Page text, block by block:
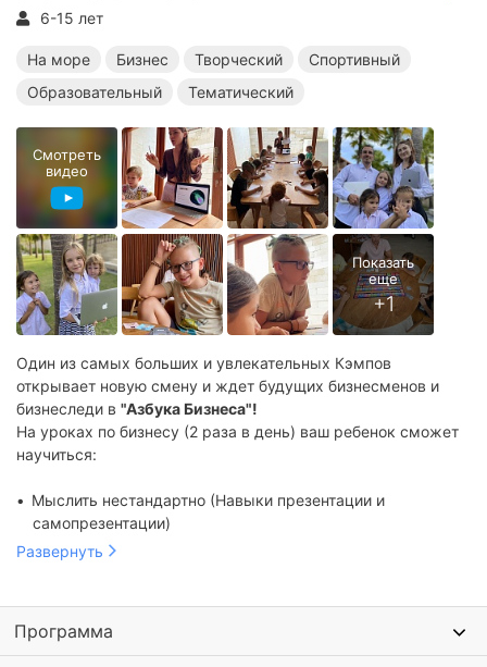
6-15 лет
На море Бизнес Творческий
Спортивный
Образовательный
Тематический
Один из самых больших и увлекательных Кэмпов
открывает новую смену и ждет будущих бизнесменов и
бизнеследи в "Азбука Бизнеса"!
На уроках по бизнесу (2 раза в день) ваш ребенок сможет
научиться:
Мыслить нестандартно (Навыки презентации и
самопрезентации)
Быстро находить решения даже в самых сложных
Убеждать (Навыки переговорного процесса)
Понять мир рекламы, бизнес-идей и кейсов и мир
Развернуть
Смотреть
видео
Программа
Образовательные лагеря в Краснодарском крае
Тематические лагеря в Краснодарском крае
Лагеря с бассейном в Краснодарском крае
Бизнес лагеря в Сочи Творческие лагеря в Сочи
Спортивные лагеря в Сочи Образовательные лагеря в Сочи
Тематические лагеря в Сочи Лагеря с бассейном в Сочи
Бизнес лагеря на море Творческие лагеря на море
Спортивные лагеря на море
Образовательные лагеря на море
Тематические лагеря на море Лагеря с бассейном на море